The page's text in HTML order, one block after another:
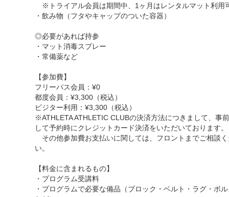
※トライアル会員は期間中、1ヶ月はレンタルマット利用
・飲み物（フタやキャップのついた容器）
◎必要があれば持参
・マット消毒スプレー
・常備薬など
【参加費】
フリーパス会員：¥0
都度会員：¥3,300（税込）
ビジター利用：¥3,300（税込）
※ATHLETA ATHLETIC CLUBの決済方法につきまして、事
して予約時にクレジットカード決済をいただいております。
その他参加費お支払いに関しては、フロントまでご相談
い。
【料金に含まれるもの】
・プログラム受講料
・プログラムで必要な備品（ブロック・ベルト・ラグ・ボ